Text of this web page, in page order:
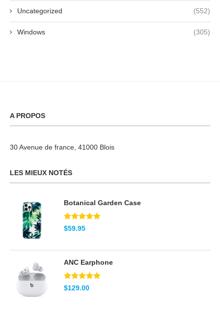
Uncategorized (552)
Windows (305)
A PROPOS
30 Avenue de france, 41000 Blois
LES MIEUX NOTÉS
Botanical Garden Case
Note5.00
sur 5
$59.95
ANC Earphone
Note5.00
sur 5
$129.00